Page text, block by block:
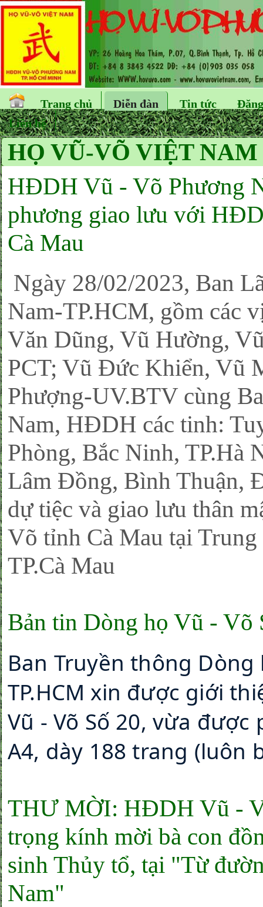
Trang chủ Diễn đàn Tin tức
Liên hệ
HỌ VŨ-VÕ VIỆT
HĐDH Vũ - Võ Phương
phương giao lưu với
Cà Mau
Ngày 28/02/2023, Ban
Nam-TP.HCM, gồm các
Văn Dũng, Vũ Hường,
PCT; Vũ Đức Khiển, Vũ
Phượng-UV.BTV cùng
Nam, HĐDH các tinh:
Phòng, Bắc Ninh, TP.Hà
Lâm Đồng, Bình Thuận,
dự tiệc và giao lưu thân
Võ tỉnh Cà Mau tại
TP.Cà Mau
Bản tin Dòng họ Vũ - Võ
Ban Truyền thông
TP.HCM xin được giới
Vũ - Võ Số 20, vừa
A4, dày 188 trang (luôn
THƯ MỜI: HĐDH Vũ -
trọng kính mời bà con
sinh Thủy tổ, tại "Từ
Nam"